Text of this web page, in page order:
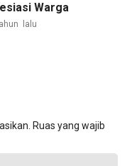
Warga
lalu
Ruas yang wajib